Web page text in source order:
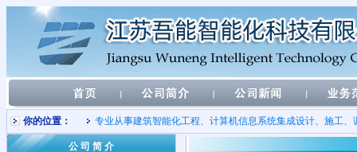
你的位置： 专业从事建筑智能化工程、计算机信息系统集成设计、施工
公 司 简 介